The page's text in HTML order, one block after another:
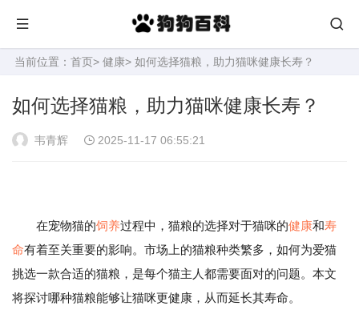
当前位置： 首页> 健康> 如何选择猫粮，助力猫咪健康长寿？
如何选择猫粮，助力猫咪健康长寿？
韦青辉 2025-11-17 06:55:21
在宠物猫的饲养过程中，猫粮的选择对于猫咪的健康和寿
命有着至关重要的影响。市场上的猫粮种类繁多，如何为爱猫
挑选一款合适的猫粮，是每个猫主人都需要面对的问题。本文
将探讨哪种猫粮能够让猫咪更健康，从而延长其寿命。